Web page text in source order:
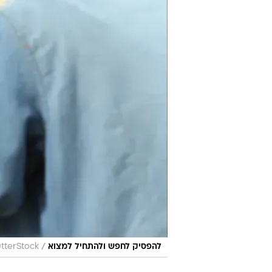
להפסיק לחפש ולהתחיל למצוא /